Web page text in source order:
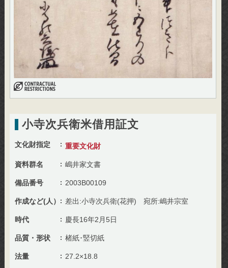
小寺次兵衛米借用証文
文化財指定 重要文化財
資料群名 嶋井家文書
備品番号 2003B00109
作成など(人） 差出:小寺次兵衛(花押) 宛所:嶋井宗室
時代 慶長16年2月5日
品質・形状 楮紙･竪切紙
法量 27.2×18.8